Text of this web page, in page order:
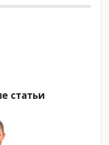
статьи